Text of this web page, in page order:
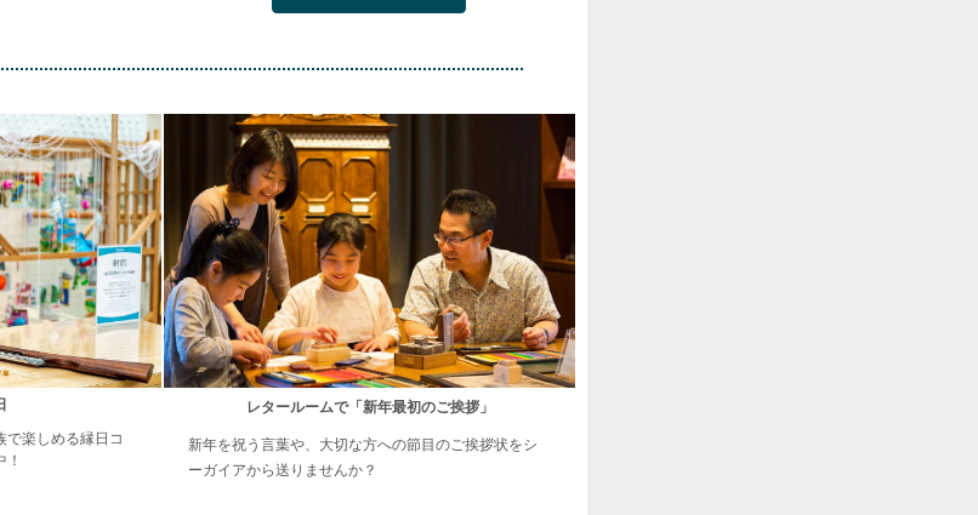
で楽しめる縁日コ
レタールームで「新年最初のご挨拶」
新年を祝う言葉や、大切な方への節目のご挨拶状をシ
ーガイアから送りませんか？